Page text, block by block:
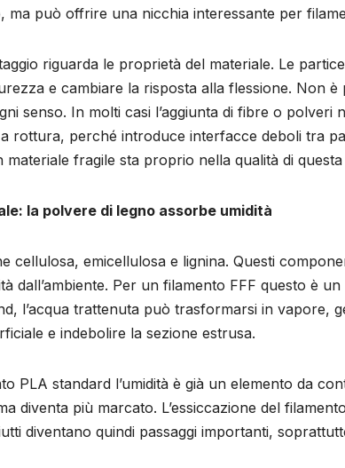
ma può offrire una nicchia interessante per
riguarda le proprietà del materiale. Le
e cambiare la risposta alla flessione. Non
senso. In molti casi l’aggiunta di fibre o
a rottura, perché introduce interfacce deboli tra
materiale fragile sta proprio nella qualità di
la polvere di legno assorbe umidità
cellulosa, emicellulosa e lignina. Questi
dall’ambiente. Per un filamento FFF questo è
l’acqua trattenuta può trasformarsi in vapore,
e indebolire la sezione estrusa.
PLA standard l’umidità è già un elemento da
diventa più marcato. L’essiccazione del
diventano quindi passaggi importanti,